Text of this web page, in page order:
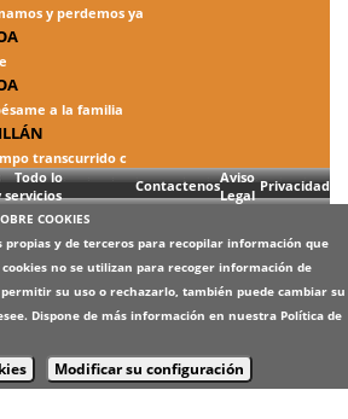
y perdemos ya
a la familia
transcurrido c
Todo lo
servicios
ContactenosAviso
Legal
Privacidad
COOKIES
propias y de terceros para recopilar información que
no se utilizan para recoger información de
su uso o rechazarlo, también puede cambiar su
Dispone de más información en nuestra Política de